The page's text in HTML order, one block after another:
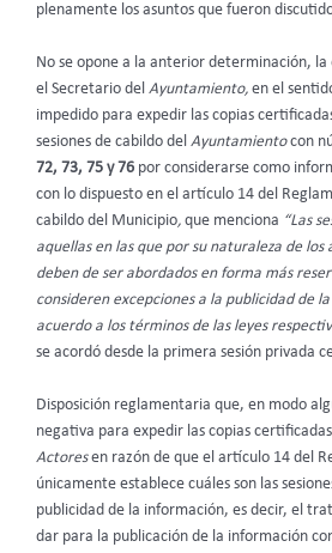
plenamente los asuntos que fueron
No se opone a la anterior determinación, la
el Secretario del Ayuntamiento, en el
impedido para expedir las copias
sesiones de cabildo del Ayuntamientocon
72, 73, 75 y 76 por considerarse como
con lo dispuesto en el artículo 14 del
cabildo del Municipio, que menciona “Las
aquellas en las que por su naturaleza de los
deben de ser abordados en forma más
consideren excepciones a la publicidad de
acuerdo a los términos de las leyes
se acordó desde la primera sesión privada
Disposición reglamentaria que, en modo
negativa para expedir las copias
Actoresen razón de que el artículo 14 del
únicamente establece cuáles son las
publicidad de la información, es decir, el
dar para la publicación de la información